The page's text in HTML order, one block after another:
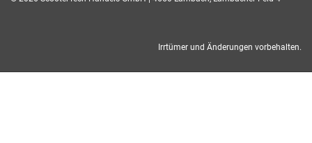
Irrtümer und Änderungen vorbehalten.